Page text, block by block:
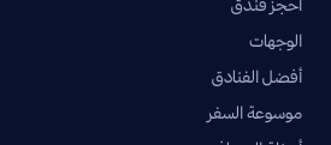
احجز فندق
الوجهات
أفضل الفنادق
موسوعة السفر